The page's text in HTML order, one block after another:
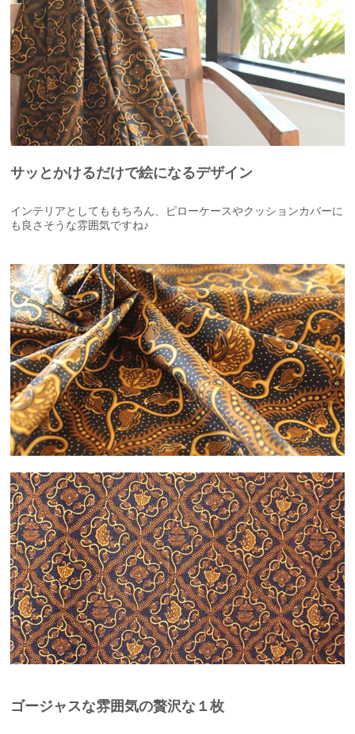
サッとかけるだけで絵になるデザイン
インテリアとしてももちろん、ピローケースやクッションカバーに
も良さそうな雰囲気ですね♪
ゴージャスな雰囲気の贅沢な１枚